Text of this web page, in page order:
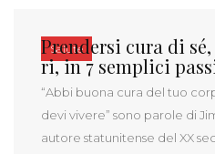
Salute
Prendersi cura di
ri, in 7 semplici
“Abbi buona cura del tuo
devi vivere” sono parole di
autore statunitense del XX